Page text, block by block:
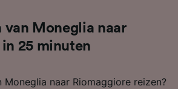
van Moneglia naar
25 minuten
naar Riomaggiore reizen?